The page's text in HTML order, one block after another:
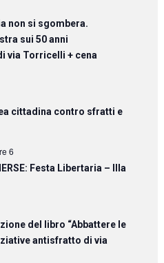
non si sgombera.
sui 50 anni
via Torricelli + cena
cittadina contro sfratti e
6
Festa Libertaria – IIIa
del libro “Abbattere le
antisfratto di via